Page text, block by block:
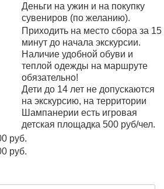
Деньги на ужин и на покупку
сувениров (по желанию).
Приходить на место сбора за 15
минут до начала экскурсии.
Наличие удобной обуви и
теплой одежды на маршруте
обязательно!
Дети до 14 лет не допускаются
на экскурсию, на территории
Шампанерии есть игровая
детская площадка 500 руб/чел.
руб.
руб.